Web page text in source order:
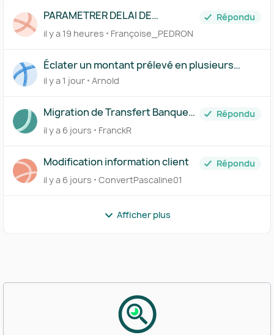
PARAMETRER DELAI DE
PAIEMENT FICHE FOURNISSEUR
Répondu
il y a 19 heures
Françoise_PEDRON
Éclater un montant prélevé en plusieurs
comptes via le Centre des règles
il y a 1 jour Arnold
Migration de Transfert Banque
vers Pennylane
Répondu
il y a 6 jours
FranckR
Modification information client
Répondu
il y a 6 jours
ConvertPascaline01
Afficher plus